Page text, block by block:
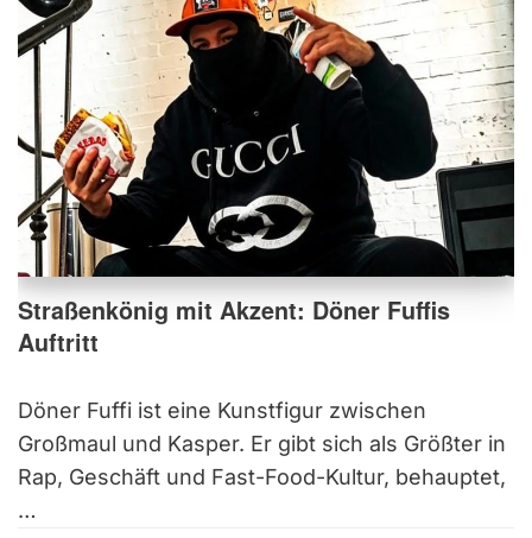
Straßenkönig mit Akzent: Döner Fuffis
Auftritt
Döner Fuffi ist eine Kunstfigur zwischen
Großmaul und Kasper. Er gibt sich als Größter in
Rap, Geschäft und Fast-Food-Kultur, behauptet,
…